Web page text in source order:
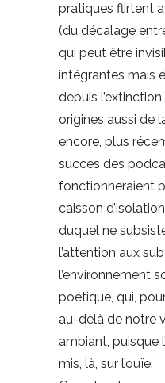
pratiques flirtent
(du décalage
qui peut être
intégrantes mais
depuis
origines aussi de
encore, plus
succès des
fonctionneraient
caisson
duquel ne
l’attention aux
l’environnement
poétique, qui,
au-delà de notre
ambiant, puisque
mis, là, sur l’ouïe.